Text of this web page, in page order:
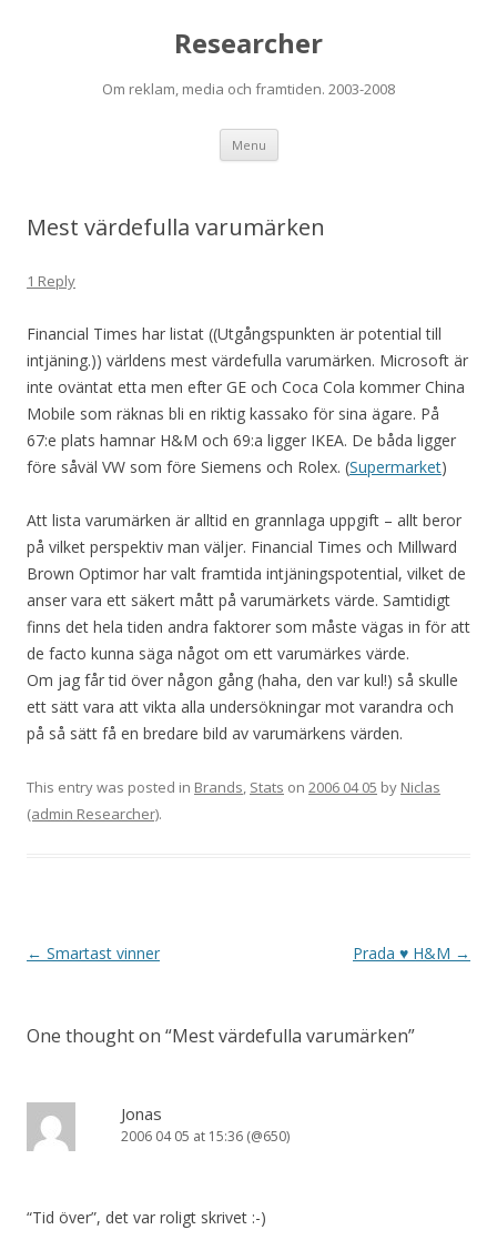
Researcher
Om reklam, media och framtiden. 2003-2008
Menu Skip to content
Mest värdefulla varumärken
1 Reply
Financial Times har listat ((Utgångspunkten är potential till
intjäning.)) världens mest värdefulla varumärken. Microsoft är
inte oväntat etta men efter GE och Coca Cola kommer China
Mobile som räknas bli en riktig kassako för sina ägare. På
67:e plats hamnar H&M och 69:a ligger IKEA. De båda ligger
före såväl VW som före Siemens och Rolex. (Supermarket)
Att lista varumärken är alltid en grannlaga uppgift – allt beror
på vilket perspektiv man väljer. Financial Times och Millward
Brown Optimor har valt framtida intjäningspotential, vilket de
anser vara ett säkert mått på varumärkets värde. Samtidigt
finns det hela tiden andra faktorer som måste vägas in för att
de facto kunna säga något om ett varumärkes värde.
Om jag får tid över någon gång (haha, den var kul!) så skulle
ett sätt vara att vikta alla undersökningar mot varandra och
på så sätt få en bredare bild av varumärkens värden.
This entry was posted in Brands, Stats on 2006 04 05 by Niclas
(admin Researcher).
Post navigation
← Smartast vinner Prada ♥ H&M →
One thought on “Mest värdefulla varumärken”
Jonas
2006 04 05 at 15:36 (@650)
“Tid över”, det var roligt skrivet :-)